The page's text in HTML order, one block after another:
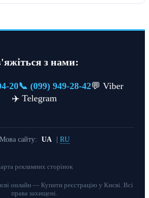
з нами:
20📞 (099) 949-28-42💬 Viber
✈️ Telegram
Мова сайту: UA RU
рекламних сторінок
онлайн — Купити реєстрацію у Києві. Всі
права захищені.